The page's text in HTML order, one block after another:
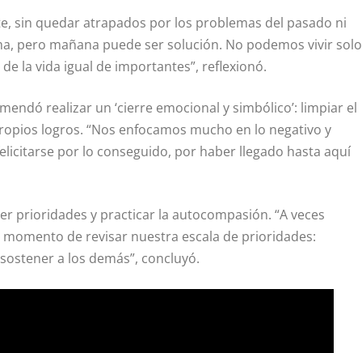
sin quedar atrapados por los problemas del pasado ni
pero mañana puede ser solución. No podemos vivir solo
la vida igual de importantes”, reflexionó.
realizar un ‘cierre emocional y simbólico’: limpiar el
logros. “Nos enfocamos mucho en lo negativo y
por lo conseguido, por haber llegado hasta aquí
prioridades y practicar la autocompasión. “A veces
de revisar nuestra escala de prioridades:
a los demás”, concluyó.